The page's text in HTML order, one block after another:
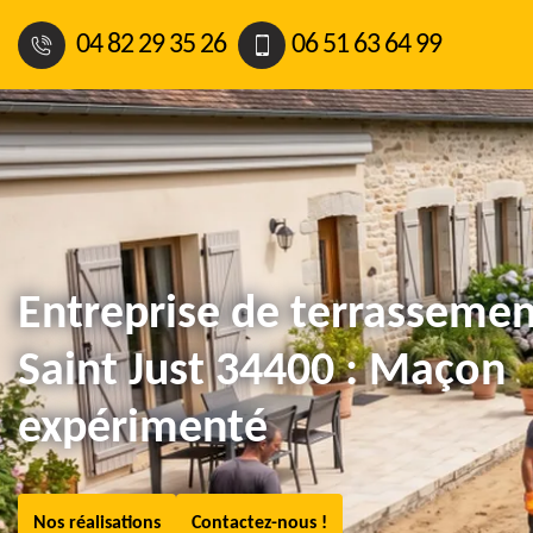
04 82 29 35 26 06 51 63 64 99
Entreprise de
Saint Just 34400 : Maçon
expérimenté
Nos réalisations Contactez-nous !